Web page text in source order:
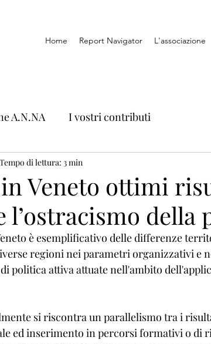
Home Report Navigator L'associazione
A.N.NA I vostri contributi
Veneto ottimi
l’ostracismo della
Tempo di lettura: 3 min
è esemplificativo delle differenze
regioni nei parametri organizzativi e
politica attiva attuate nell'ambito
si riscontra un parallelismo tra i
ed inserimento in percorsi formativi o di